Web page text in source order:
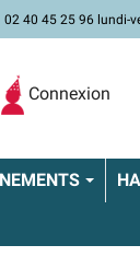
02 40 45 25 96 lundi-
Connexion